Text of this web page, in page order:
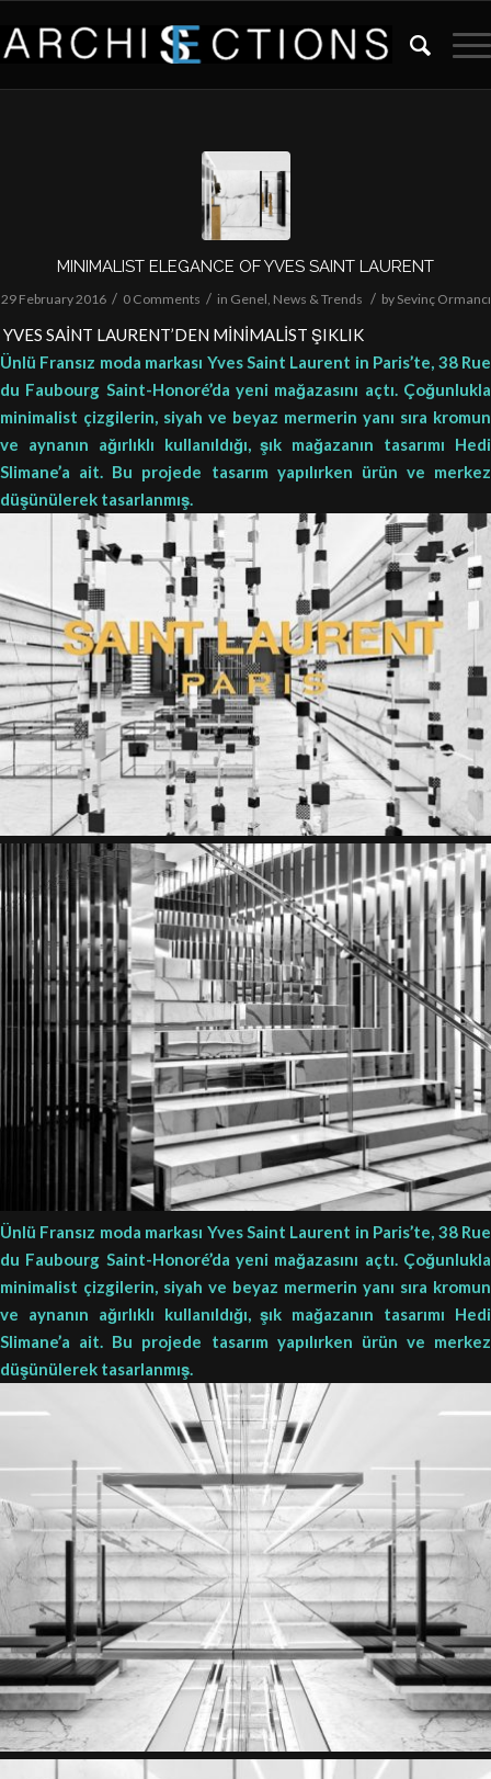
MINIMALIST ELEGANCE OF YVES SAINT LAURENT
29 February 2016 / 0 Comments / in Genel, News & Trends / by Sevinç Ormancı
YVES SAİNT LAURENT’DEN MİNİMALİST ŞIKLIK
Ünlü Fransız moda markası Yves Saint Laurent in Paris’te, 38 Rue
du Faubourg Saint-Honoré’da yeni mağazasını açtı. Çoğunlukla
minimalist çizgilerin, siyah ve beyaz mermerin yanı sıra kromun
ve aynanın ağırlıklı kullanıldığı, şık mağazanın tasarımı Hedi
Slimane’a ait. Bu projede tasarım yapılırken ürün ve merkez
düşünülerek tasarlanmış.
Ünlü Fransız moda markası Yves Saint Laurent in Paris’te, 38 Rue
du Faubourg Saint-Honoré’da yeni mağazasını açtı. Çoğunlukla
minimalist çizgilerin, siyah ve beyaz mermerin yanı sıra kromun
ve aynanın ağırlıklı kullanıldığı, şık mağazanın tasarımı Hedi
Slimane’a ait. Bu projede tasarım yapılırken ürün ve merkez
düşünülerek tasarlanmış.